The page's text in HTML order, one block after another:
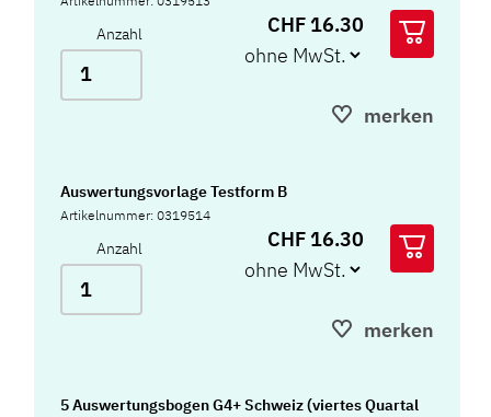
Anzahl CHF 16.30
merken
Auswertungsvorlage Testform B
Artikelnummer: 0319514
Anzahl CHF 16.30
merken
5 Auswertungsbogen G4+ Schweiz (viertes Quartal